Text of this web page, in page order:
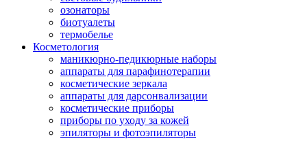
озонаторы
биотуалеты
термобелье
Косметология
маникюрно-педикюрные наборы
аппараты для парафинотерапии
косметические зеркала
аппараты для дарсонвализации
косметические приборы
приборы по уходу за кожей
эпиляторы и фотоэпиляторы